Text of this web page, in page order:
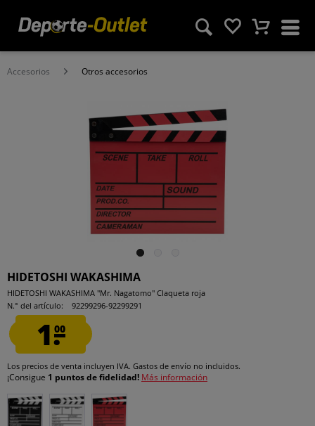
Accesorios Otros accesorios
HIDETOSHI WAKASHIMA
HIDETOSHI WAKASHIMA "Mr. Nagatomo" Claqueta roja
N.° del artículo:
92299296-92299291
1.00
Los precios de venta incluyen IVA. Gastos de envío no incluidos.
¡Consigue 1 puntos de fidelidad! Más información